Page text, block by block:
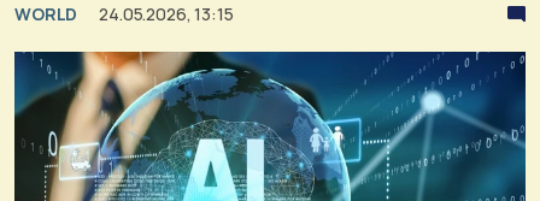
WORLD 24.05.2026, 13:15